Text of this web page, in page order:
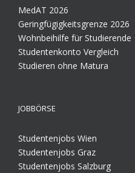
MedAT 2026
Geringfügigkeitsgrenze 2026
Wohnbeihilfe für Studierende
Studentenkonto Vergleich
Studieren ohne Matura
JOBBÖRSE
Studentenjobs Wien
Studentenjobs Graz
Studentenjobs Salzburg